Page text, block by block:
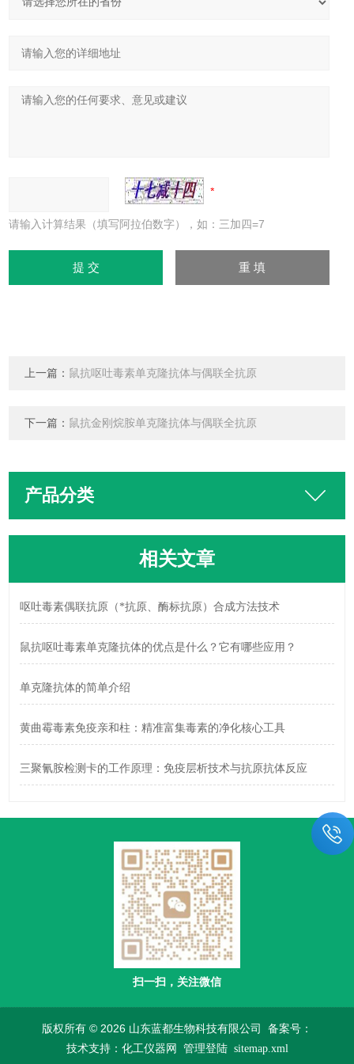
请输入计算结果（填写阿拉伯数字），如：三加四=7
上一篇： 鼠抗呕吐毒素单克隆抗体与偶联全抗原
下一篇： 鼠抗金刚烷胺单克隆抗体与偶联全抗原
产品分类
相关文章
呕吐毒素偶联抗原（*抗原、酶标抗原）合成方法技术
鼠抗呕吐毒素单克隆抗体的优点是什么？它有哪些应用？
单克隆抗体的简单介绍
黄曲霉毒素免疫亲和柱：精准富集毒素的净化核心工具
三聚氰胺检测卡的工作原理：免疫层析技术与抗原抗体反应
扫一扫，关注微信
版权所有 © 2026 山东蓝都生物科技有限公司 备案号：
技术支持： 化工仪器网 管理登陆 sitemap.xml